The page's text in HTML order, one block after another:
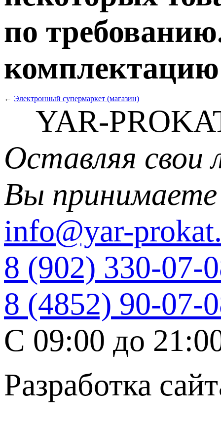
по
комплектацию
← Электронный супермаркет (магазин)
YAR-
Оставляя свои
Вы
info@yar-
8 (902) 330-07-
8 (4852) 90-07-
C 09:00 до
Разработка